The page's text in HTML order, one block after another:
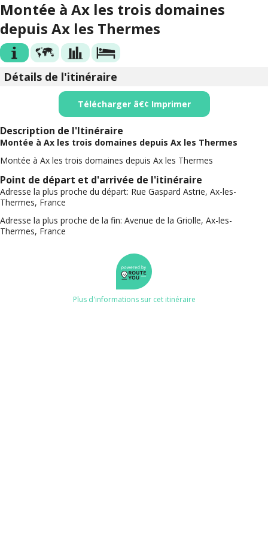
Montée à Ax les trois domaines
depuis Ax les Thermes
Détails de l'itinéraire
Télécharger â€¢ Imprimer
Description de l'Itinéraire
Montée à Ax les trois domaines depuis Ax les Thermes
Montée à Ax les trois domaines depuis Ax les Thermes
Point de départ et d'arrivée de l'itinéraire
Adresse la plus proche du départ: Rue Gaspard Astrie, Ax-les-
Thermes, France
Adresse la plus proche de la fin: Avenue de la Griolle, Ax-les-
Thermes, France
Plus d'informations sur cet itinéraire